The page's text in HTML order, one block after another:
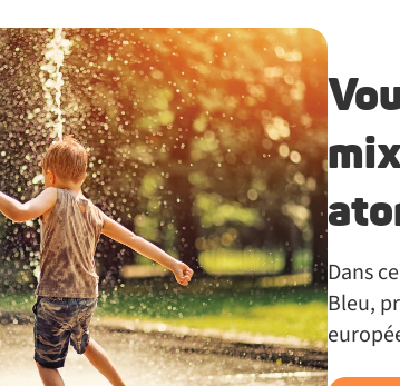
Dans
Bleu,